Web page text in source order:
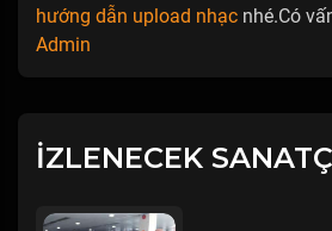
hướng dẫn upload nhạc nhé.Có
Admin
İZLENECEK